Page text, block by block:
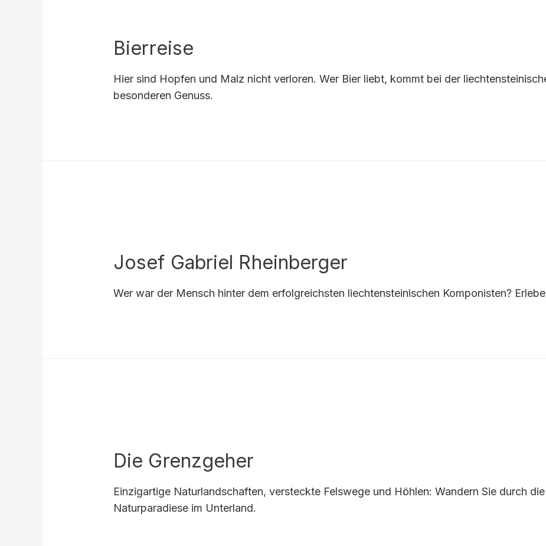
Bierreise
Hier sind Hopfen und Malz nicht verloren. Wer Bier liebt, kommt bei der
besonderen Genuss.
Josef Gabriel Rheinberger
Wer war der Mensch hinter dem erfolgreichsten liechtensteinischen Komponisten?
Die Grenzgeher
Einzigartige Naturlandschaften, versteckte Felswege und Höhlen: Wandern Sie durch
Naturparadiese im Unterland.